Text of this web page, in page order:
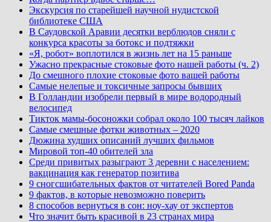
Экскурсия по старейшей научной нудистской
библиотеке США
В Саудовской Аравии десятки верблюдов сняли с
конкурса красоты за ботокс и подтяжки
«Я, робот» воплотился в жизнь лет на 15 раньше
Ужасно прекрасные стоковые фото нашей работы (ч. 2)
До смешного плохие стоковые фото вашей работы
Самые нелепые и токсичные запросы бывших
В Голландии изобрели первый в мире водородный
велосипед
Тикток мамы-босоножки собрал около 100 тысяч лайков
Самые смешные фотки животных – 2020
Дюжина худших описаний лучших фильмов
Мировой топ-40 обителей зла
Среди привитых разыграют 3 деревни с населением:
вакцинация как генератор позитива
9 сногсшибательных фактов от читателей Bored Panda
9 фактов, в которые невозможно поверить
8 способов вернуться в сон: ноу-хау от экспертов
Что значит быть красивой в 23 странах мира